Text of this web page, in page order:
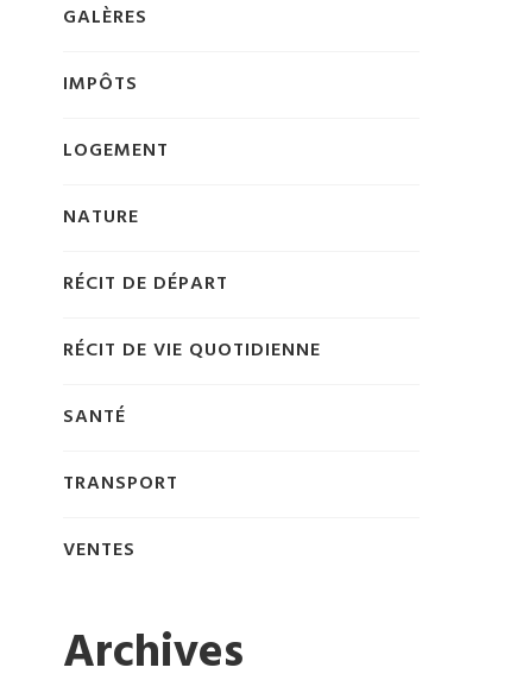
GALÈRES
IMPÔTS
LOGEMENT
NATURE
RÉCIT DE DÉPART
RÉCIT DE VIE QUOTIDIENNE
SANTÉ
TRANSPORT
VENTES
Archives